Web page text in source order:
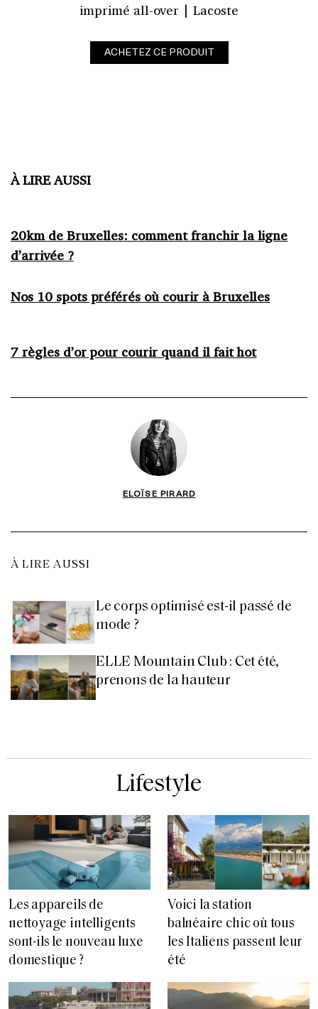
imprimé all-over | Lacoste
ACHETEZ CE PRODUIT
À LIRE AUSSI
20km de Bruxelles: comment franchir la ligne
d’arrivée ?
Nos 10 spots préférés où courir à Bruxelles
7 règles d’or pour courir quand il fait hot
ELOÏSE PIRARD
À LIRE AUSSI
Le corps optimisé est-il passé de
mode ?
ELLE Mountain Club : Cet été,
prenons de la hauteur
Lifestyle
Les appareils de
nettoyage intelligents
sont-ils le nouveau luxe
domestique ?
Voici la station
balnéaire chic où tous
les Italiens passent leur
été